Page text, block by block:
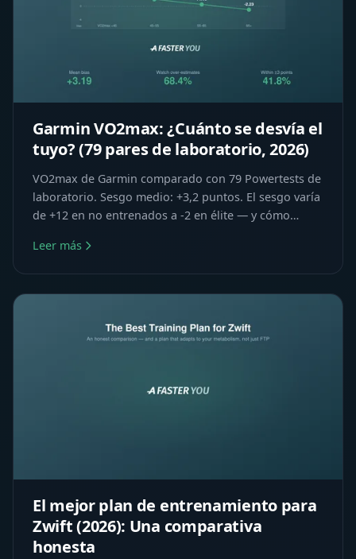
Garmin VO2max: ¿Cuánto se desvía el
tuyo? (79 pares de laboratorio, 2026)
VO2max de Garmin comparado con 79 Powertests de
laboratorio. Sesgo medio: +3,2 puntos. El sesgo varía
de +12 en no entrenados a -2 en élite — y cómo
Leer más
El mejor plan de entrenamiento para
Zwift (2026): Una comparativa
honesta